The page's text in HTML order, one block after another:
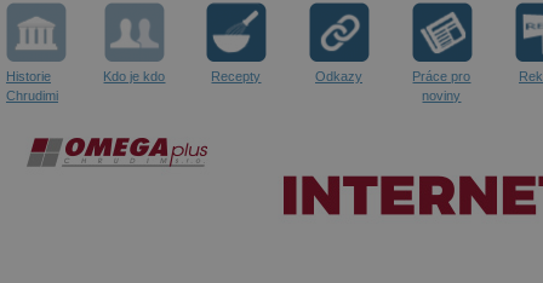
Historie
Chrudimi
Kdo je kdo Recepty Odkazy
Práce pro
noviny